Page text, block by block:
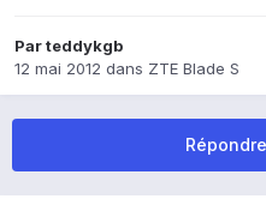
Parteddykgb
12 mai 2012 dans ZTE Blade S